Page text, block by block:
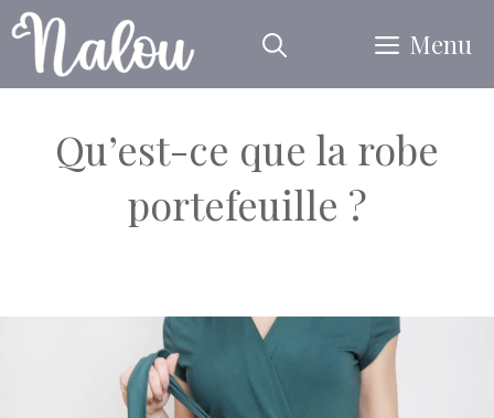
Aller
contenu
Menu
Qu’est-ce que la robe
portefeuille ?